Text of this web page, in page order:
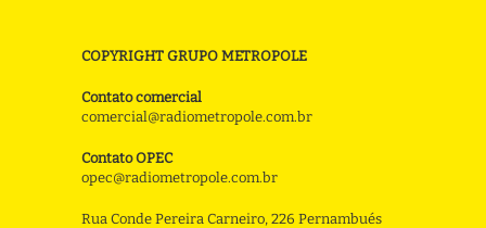
COPYRIGHT GRUPO METROPOLE
Contato comercial
comercial@radiometropole.com.br
Contato OPEC
opec@radiometropole.com.br
Rua Conde Pereira Carneiro, 226 Pernambués